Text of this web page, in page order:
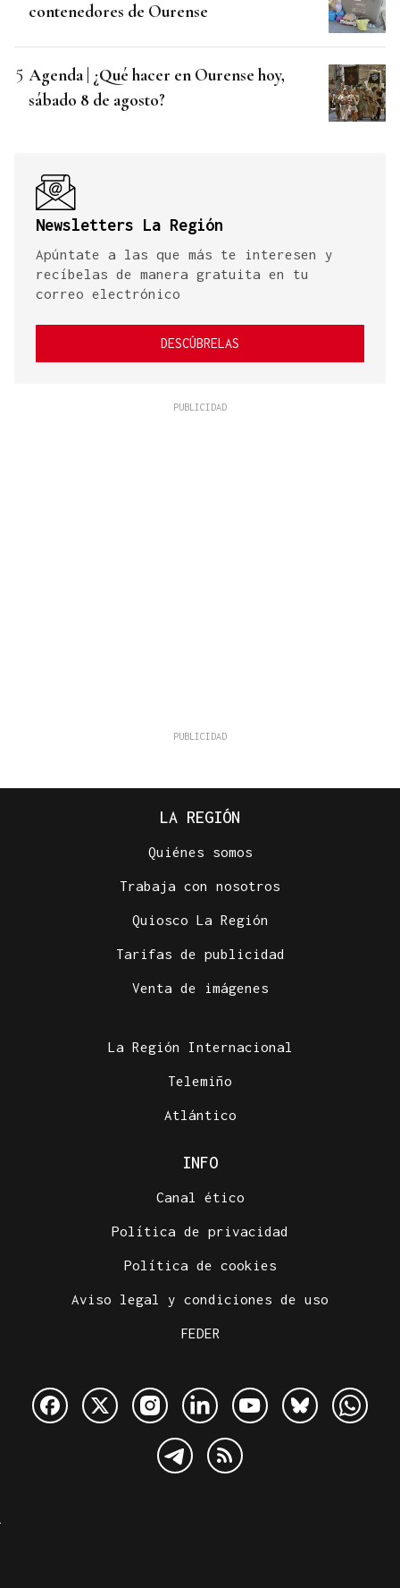
contenedores de Ourense
Agenda | ¿Qué hacer en Ourense hoy,
sábado 8 de agosto?
Newsletters La Región
Apúntate a las que más te interesen y
recíbelas de manera gratuita en tu
correo electrónico
DESCÚBRELAS
LA REGIÓN
Quiénes somos
Trabaja con nosotros
Quiosco La Región
Tarifas de publicidad
Venta de imágenes
La Región Internacional
Telemiño
Atlántico
INFO
Canal ético
Política de privacidad
Política de cookies
Aviso legal y condiciones de uso
FEDER